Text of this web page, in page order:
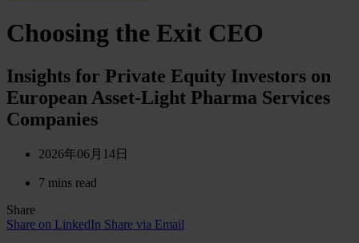
Choosing the Exit CEO
Insights for Private Equity Investors on
European Asset-Light Pharma Services
Companies
2026年06月14日
7 mins read
Share
Share on LinkedIn Share via Email